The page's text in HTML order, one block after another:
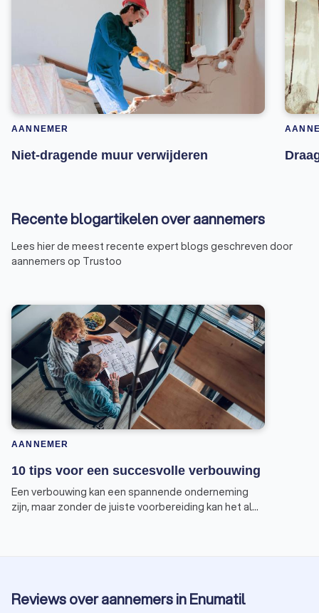
AANNEMER
Niet-dragende muur verwijderen
Recente blogartikelen over aannemers
Lees hier de meest recente expert blogs geschreven door
aannemers op Trustoo
AANNEMER
10 tips voor een succesvolle verbouwing
Een verbouwing kan een spannende onderneming
zijn, maar zonder de juiste voorbereiding kan het al
Reviews over aannemers in Enumatil